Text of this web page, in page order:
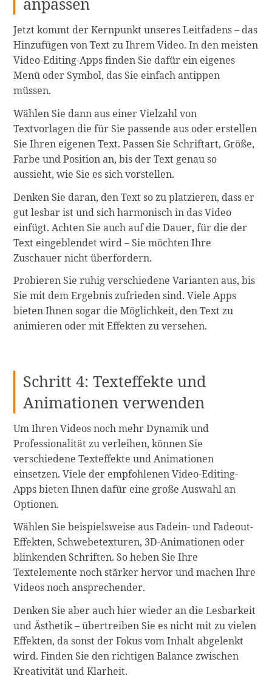
Jetzt kommt der Kernpunkt unseres Leitfadens – das
Hinzufügen von Text zu Ihrem Video. In den meisten
Video-Editing-Apps finden Sie dafür ein eigenes
Menü oder Symbol, das Sie einfach antippen
müssen.
Wählen Sie dann aus einer Vielzahl von
Textvorlagen die für Sie passende aus oder erstellen
Sie Ihren eigenen Text. Passen Sie Schriftart, Größe,
Farbe und Position an, bis der Text genau so
aussieht, wie Sie es sich vorstellen.
Denken Sie daran, den Text so zu platzieren, dass er
gut lesbar ist und sich harmonisch in das Video
einfügt. Achten Sie auch auf die Dauer, für die der
Text eingeblendet wird – Sie möchten Ihre
Zuschauer nicht überfordern.
Probieren Sie ruhig verschiedene Varianten aus, bis
Sie mit dem Ergebnis zufrieden sind. Viele Apps
bieten Ihnen sogar die Möglichkeit, den Text zu
animieren oder mit Effekten zu versehen.
Schritt 4: Texteffekte und
Animationen verwenden
Um Ihren Videos noch mehr Dynamik und
Professionalität zu verleihen, können Sie
verschiedene Texteffekte und Animationen
einsetzen. Viele der empfohlenen Video-Editing-
Apps bieten Ihnen dafür eine große Auswahl an
Optionen.
Wählen Sie beispielsweise aus Fadein- und Fadeout-
Effekten, Schwebetexturen, 3D-Animationen oder
blinkenden Schriften. So heben Sie Ihre
Textelemente noch stärker hervor und machen Ihre
Videos noch ansprechender.
Denken Sie aber auch hier wieder an die Lesbarkeit
und Ästhetik – übertreiben Sie es nicht mit zu vielen
Effekten, da sonst der Fokus vom Inhalt abgelenkt
wird. Finden Sie den richtigen Balance zwischen
Kreativität und Klarheit.